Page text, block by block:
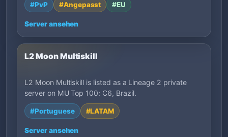
#PvP #Angepasst #EU
Server ansehen
L2 Moon Multiskill
L2 Moon Multiskill is listed as a Lineage 2 private
server on MU Top 100: C6, Brazil.
#Portuguese #LATAM
Server ansehen